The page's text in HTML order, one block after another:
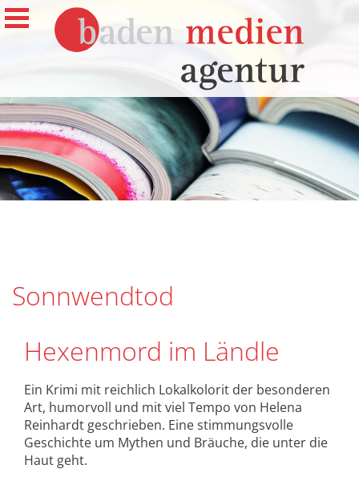
Sonnwendtod
Hexenmord im Ländle
Ein Krimi mit reichlich Lokalkolorit der besonderen
Art, humorvoll und mit viel Tempo von Helena
Reinhardt geschrieben. Eine stimmungsvolle
Geschichte um Mythen und Bräuche, die unter die
Haut geht.